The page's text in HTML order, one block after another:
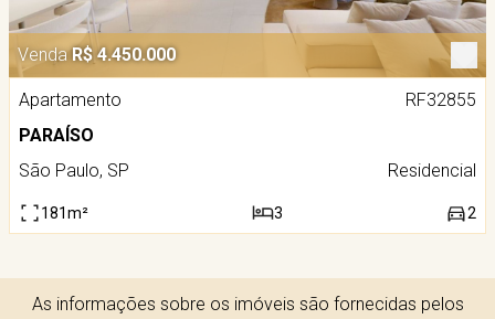
Venda R$ 4.450.000
Apartamento
RF32855
PARAÍSO
São Paulo, SP
Residencial
181m² 3 2
As informações sobre os imóveis são fornecidas pelos